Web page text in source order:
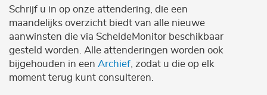
Schrijf u in op onze attendering, die een
maandelijks overzicht biedt van alle nieuwe
aanwinsten die via ScheldeMonitor beschikbaar
gesteld worden. Alle attenderingen worden ook
bijgehouden in een Archief , zodat u die op elk
moment terug kunt consulteren.